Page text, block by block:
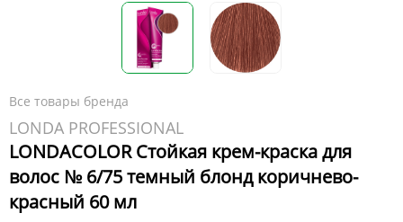
Все товары бренда
LONDA PROFESSIONAL
LONDACOLOR Стойкая крем-краска для
волос № 6/75 темный блонд коричнево-
красный 60 мл